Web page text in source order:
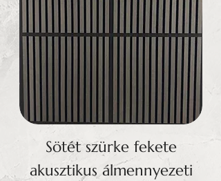
Sötét szürke fekete
akusztikus álmennyezeti